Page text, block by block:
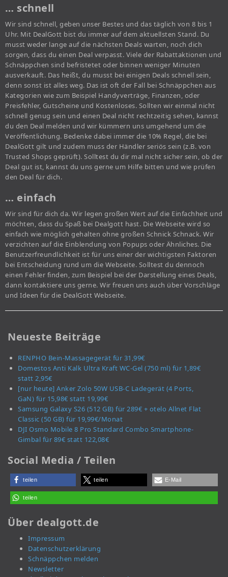
… schnell
Wir sind schnell, geben unser Bestes und das täglich von 8 bis 1
Uhr. Mit DealGott bist du immer auf dem aktuellsten Stand. Du
musst weder lange auf die nächsten Deals warten, noch dich
sorgen, dass du einen Deal verpasst. Viele der Rabattaktionen und
Schnäppchen sind befristetet oder binnen weniger Minuten
ausverkauft. Das heißt, du musst bei einigen Deals schnell sein,
denn sonst ist alles weg. Das ist oft der Fall bei Schnäppchen aus
Kategorien wie zum Beispiel Handyverträge, Finanzen, oder
Preisfehler, Gutscheine und Kostenloses. Sollten wir einmal nicht
schnell genug sein und einen Deal nicht rechtzeitig sehen, kannst
du den Deal melden und wir kümmern uns umgehend um die
Veröffentlichung. Bedenke dabei immer die 10% Regel, die bei
DealGott gilt und zudem muss der Händler seriös sein (z.B. von
Trusted Shops geprüft). Solltest du dir mal nicht sicher sein, ob der
Deal gut ist, kannst du uns gerne um Hilfe bitten und wie prüfen
den Deal für dich.
… einfach
Wir sind für dich da. Wir legen großen Wert auf die Einfachheit und
möchten, dass du Spaß bei Dealgott hast. Die Webseite wird so
einfach wie möglich gehalten ohne großen Schnick Schnack. Wir
verzichten auf die Einblendung von Popups oder Ähnliches. Die
Benutzerfreundlichkeit ist für uns einer der wichtigsten Faktoren
bei Entscheidung rund um die Webseite. Solltest du dennoch
einen Fehler finden, zum Beispiel bei der Darstellung eines Deals,
dann kontaktiere uns gerne. Wir freuen uns auch über Vorschläge
und Ideen für die DealGott Webseite.
Neueste Beiträge
RENPHO Bein-Massagegerät für 31,99€
Domestos Anti Kalk Ultra Kraft WC-Gel (750 ml) für 1,89€
statt 2,95€
[nur heute] Anker Zolo 50W USB-C Ladegerät (4 Ports,
GaN) für 15,98€ statt 19,99€
Samsung Galaxy S26 (512 GB) für 289€ + otelo Allnet Flat
Classic (50 GB) für 19,99€/Monat
DJI Osmo Mobile 8 Pro Standard Combo Smartphone-
Gimbal für 89€ statt 122,08€
Social Media / Teilen
teilen teilen E-Mail
teilen
Über dealgott.de
Impressum
Datenschutzerklärung
Schnäppchen melden
Newsletter